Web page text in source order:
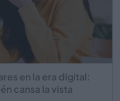
en la era digital:
cansa la vista